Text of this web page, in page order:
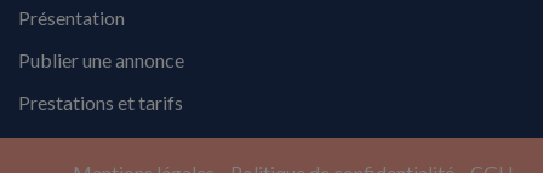
Présentation
Publier une annonce
Prestations et tarifs